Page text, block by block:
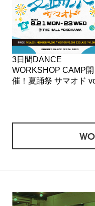
3日間DANCE
WORKSHOP CAMP開
催！夏踊祭 サマオド